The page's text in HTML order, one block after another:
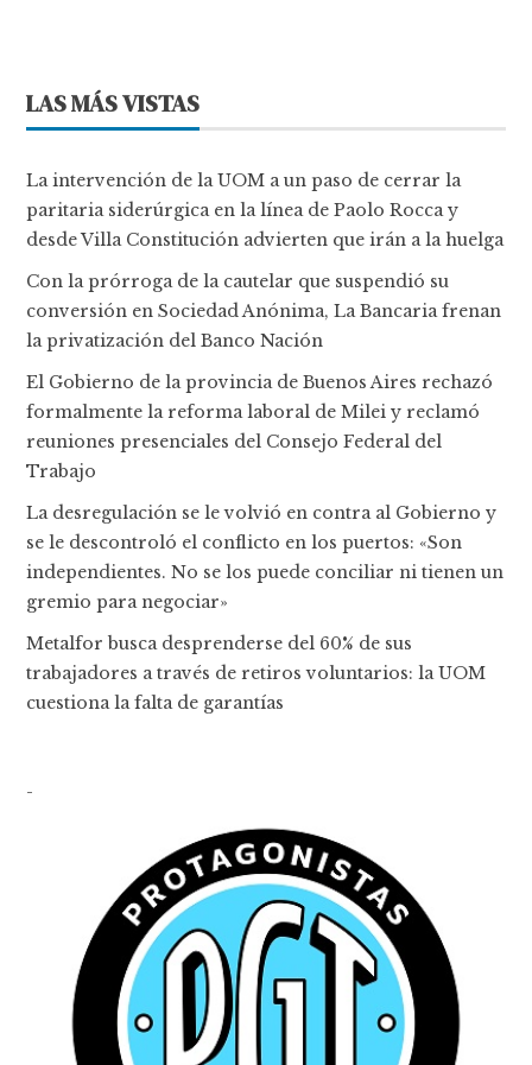
LAS MÁS VISTAS
La intervención de la UOM a un paso de cerrar la
paritaria siderúrgica en la línea de Paolo Rocca y
desde Villa Constitución advierten que irán a la huelga
Con la prórroga de la cautelar que suspendió su
conversión en Sociedad Anónima, La Bancaria frenan
la privatización del Banco Nación
El Gobierno de la provincia de Buenos Aires rechazó
formalmente la reforma laboral de Milei y reclamó
reuniones presenciales del Consejo Federal del
Trabajo
La desregulación se le volvió en contra al Gobierno y
se le descontroló el conflicto en los puertos: «Son
independientes. No se los puede conciliar ni tienen un
gremio para negociar»
Metalfor busca desprenderse del 60% de sus
trabajadores a través de retiros voluntarios: la UOM
cuestiona la falta de garantías
-